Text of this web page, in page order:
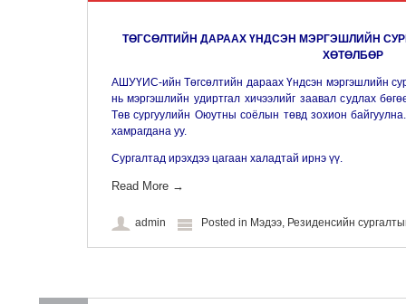
ТӨГСӨЛТИЙН ДАРААХ ҮНДСЭН МЭРГЭШЛИЙН
ХӨТӨЛБӨР
АШУҮИС-ийн Төгсөлтийн дараах Үндсэн мэргэшлийн
нь мэргэшлийн удиртгал хичээлийг заавал судлах
Төв сургуулийн Оюутны соёлын төвд зохион
хамрагдана уу.
Сургалтад ирэхдээ цагаан халадтай ирнэ үү.
Read More →
admin Posted in Мэдээ, Резиденсийн